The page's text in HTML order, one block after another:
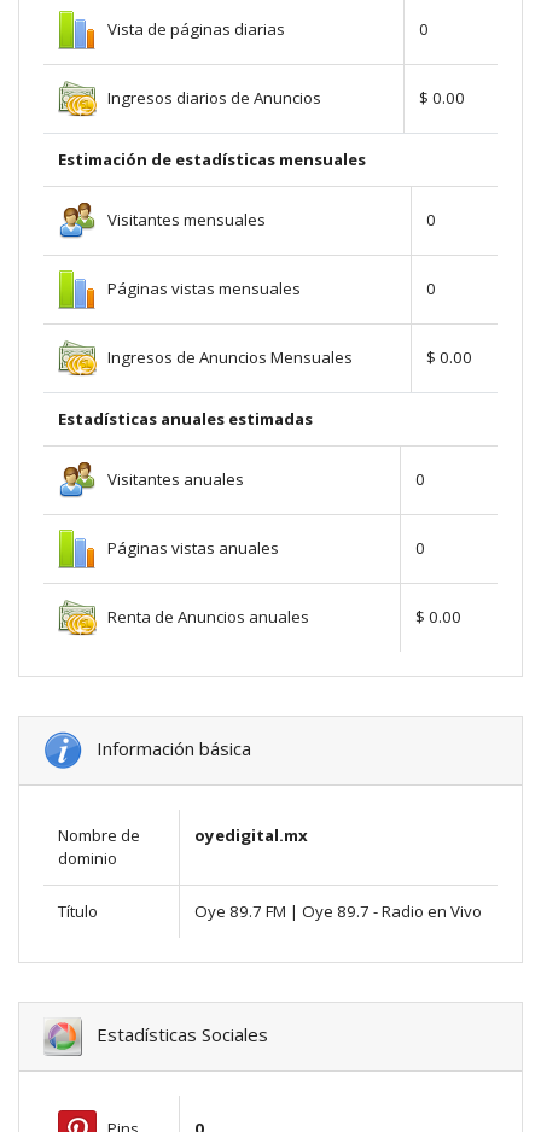
Vista de páginas diarias 0
Ingresos diarios de Anuncios $ 0.00
Estimación de estadísticas mensuales
Visitantes mensuales 0
Páginas vistas mensuales 0
Ingresos de Anuncios Mensuales $ 0.00
Estadísticas anuales estimadas
Visitantes anuales 0
Páginas vistas anuales 0
Renta de Anuncios anuales $ 0.00
Información básica
Nombre de
dominio
oyedigital.mx
Título Oye 89.7 FM | Oye 89.7 - Radio en Vivo
Estadísticas Sociales